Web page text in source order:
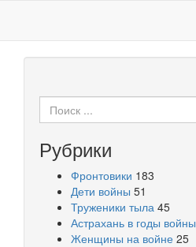
Поиск
для:
Рубрики
Фронтовики 183
Дети войны 51
Труженики тыла 45
Астрахань в годы войны
Женщины на войне 25